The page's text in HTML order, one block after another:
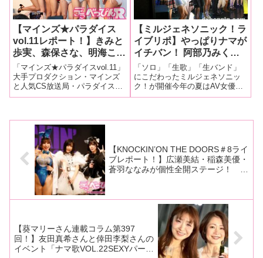
【マインズ★パラダイス
vol.11レポート！】きみと
歩実、森保さな、明海こ
う、新垣智江、一ノ瀬恋、
芹沢ゆうり、七菜原ココ、
ひなちゆんが実録エロトー
クを告白！ 森保さなのご
異常な盛り上がり！
「マインズ★パラダイスvol.11」
大手プロダクション・マインズ
と人気CS放送局・パラダイステ
レビがタッグを組んだイベント
催！ 大人気イベントだけに今
回も超満員のファンが集ま
【ミルジェネソニック！ラ
イブリポ】やっぱりナマが
イチバン！ 阿部乃みくち
ゃん、きみと歩実ちゃん、
涼宮琴音ちゃん、若月まり
あちゃん、悠木イヴちゃ
ん、白石茉莉奈ちゃん、
ちゃん、目々澤めぐちゃ
田杏梨ちゃんらがナマで熱
唱！
「ソロ」「生歌」「生バンド」
にこだわったミルジェネソニッ
ク！が開催今年の夏はAV女優た
ちのフェスが大盛況！ ７月だ
プロジェクトが発足して５年目
【KNOCKIN’ON THE DOORS＃8ライ
ブレポート！】広瀬美結・稲森美優・
蒼羽ななみが個性全開ステージ！ 3
【葵マリーさん連載コラム第397
回！】友田真希さんと倖田李梨さんの
イベント「ナマ歌VOL.22SEXYパーテ